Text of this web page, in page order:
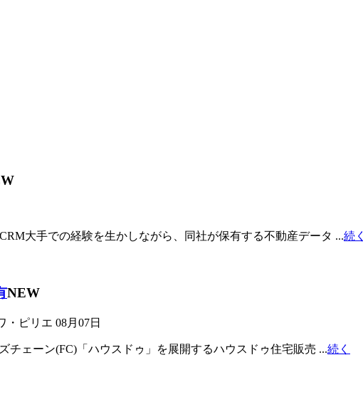
大手での経験を生かしながら、同社が保有する不動産データ ...続く
NEW
・ピリエ 08月07日
ェーン(FC)「ハウスドゥ」を展開するハウスドゥ住宅販売 ...続く